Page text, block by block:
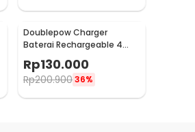
Doublepow Charger
Baterai Rechargeable 4
Slot AA AAA with AA 4 PCS -
DP-K11
Rp130.000
Rp200.90036%